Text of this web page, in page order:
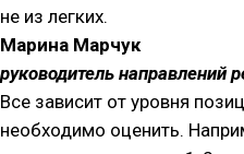
не из легких.
Марина Марчук
руководитель направлений
Все зависит от уровня
необходимо оценить.